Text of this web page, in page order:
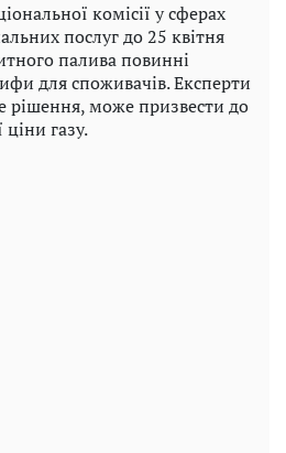
комісії у сферах
послуг до 25 квітня
палива повинні
для споживачів. Експерти
рішення, може призвести до
газу.